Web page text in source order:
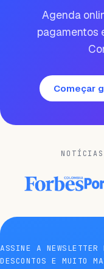
Agenda
pagamentos
Começar
ASSINE A NEWSLETTER
DESCONTOS E MUITO